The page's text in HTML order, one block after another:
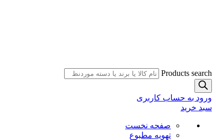
Products search
ورود به حساب کاربری
سبد خرید
صفحه نخست
تهویه مطبوع